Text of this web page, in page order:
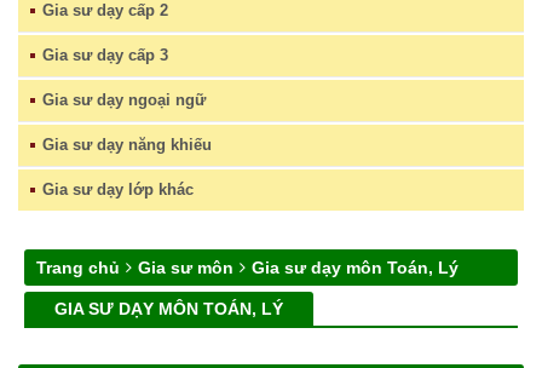
Gia sư dạy cấp 2
Gia sư dạy cấp 3
Gia sư dạy ngoại ngữ
Gia sư dạy năng khiếu
Gia sư dạy lớp khác
Trang chủ Gia sư môn Gia sư dạy môn Toán, Lý
GIA SƯ DẠY MÔN TOÁN, LÝ